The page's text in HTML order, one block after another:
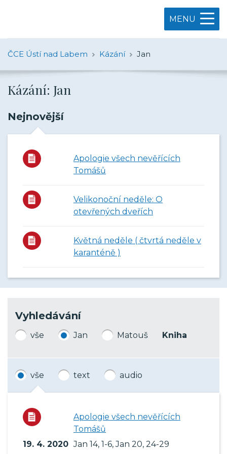
MENU
ČCE Ústí nad Labem Kázání Jan
Kázání: Jan
Nejnovější
Apologie všech nevěřících
Tomášů
Velikonoční neděle: O
otevřených dveřích
Květná neděle ( čtvrtá neděle v
karanténě )
Vyhledávání
vše Jan Matouš Kniha
vše text audio
Apologie všech nevěřících
Tomášů
19. 4. 2020 Jan 14, 1-6, Jan 20, 24-29